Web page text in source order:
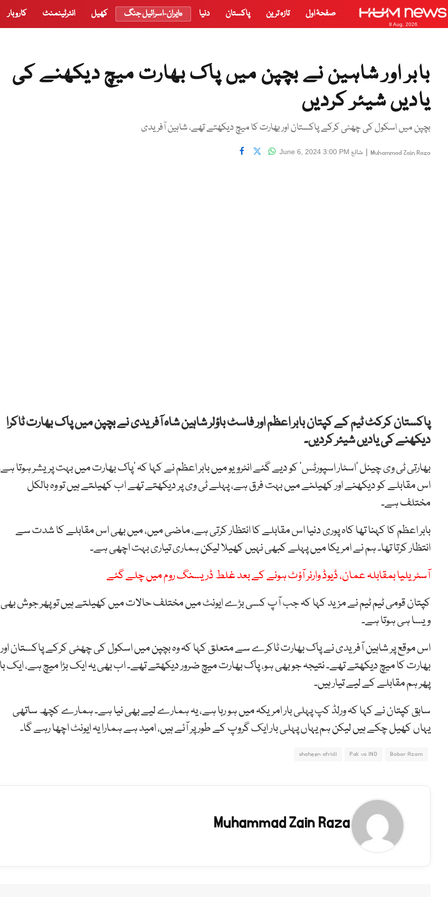
8 Aug, 2026
صفحۂ اول تازہ ترین پاکستان دنیا ایران-اسرائیل جنگ کھیل انٹرٹینمنٹ کاروبار
بابر اور شاہین نے بچپن میں پاک بھارت میچ دیکھنے کی
یادیں شیئر کردیں
بچپن میں اسکول کی چھٹی کرکے پاکستان اور بھارت کا میچ دیکھتے تھے، شاہین آفریدی
Muhammad Zain Raza
| شائع June 6, 2024 3:00 PM
پاکستان کرکٹ ٹیم کے کپتان بابر اعظم اور فاسٹ باؤلر شاہین شاہ آفریدی نے بچپن میں پاک بھارت ٹاکرا
دیکھنے کی یادیں شیئر کردیں۔
بھارتی ٹی وی چینل ‘اسٹار اسپورٹس’ کو دیے گئے انٹرویو میں بابر اعظم نے کہا کہ ‘پاک بھارت میں بہت پریشر ہوتا
اس مقابلے کو دیکھنے اور کھیلنے میں بہت فرق ہے، پہلے ٹی وی پر دیکھتے تھے اب کھیلتے ہیں تو وہ بالکل
مختلف ہے۔
بابر اعظم کا کہنا تھا کاہ پوری دنیا اس مقابلے کا انتظار کرتی ہے، ماضی میں، میں بھی اس مقابلے کا شدت سے
انتظار کرتا تھا۔ ہم نے امریکا میں پہلے کبھی نہیں کھیلا لیکن ہماری تیاری بہت اچھی ہے۔
آسٹریلیا بمقابلہ عمان، ڈیوڈ وارنر آؤٹ ہونے کے بعد غلط ڈریسنگ روم میں چلے گئے
کپتان قومی ٹیم ٹیم نے مزید کہا کہ جب آپ کسی بڑے ایونٹ میں مختلف حالات میں کھیلتے ہیں تو پھر جوش بھی
ویسا ہی ہوتا ہے۔
اس موقع پر شاہین آفریدی نے پاک بھارت ٹاکرے سے متعلق کہا کہ وہ بچپن میں اسکول کی چھٹی کرکے پاکستان اور
بھارت کا میچ دیکھتے تھے۔ نتیجہ جو بھی ہو، پاک بھارت میچ ضرور دیکھتے تھے۔ اب بھی یہ ایک بڑا میچ ہے، ایک
پھر ہم مقابلے کے لیے تیار ہیں۔
سابق کپتان نے کہا کہ ورلڈ کپ پہلی بار امریکہ میں ہو رہا ہے، یہ ہمارے لیے بھی نیا ہے۔ ہمارے کچھ ساتھی
یہاں کھیل چکے ہیں لیکن ہم یہاں پہلی بار ایک گروپ کے طور پر آئے ہیں، امید ہے ہمارا یہ ایونٹ اچھا رہے گا۔
Babar Azam
Pak vs IND
shaheen afridi
Muhammad Zain Raza